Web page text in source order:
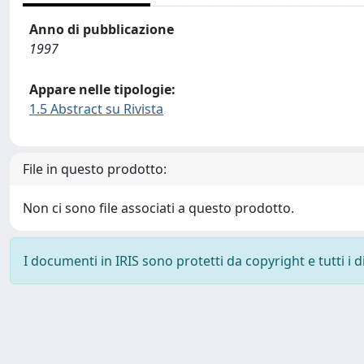
Anno di pubblicazione
1997
Appare nelle tipologie:
1.5 Abstract su Rivista
File in questo prodotto:
Non ci sono file associati a questo prodotto.
I documenti in IRIS sono protetti da copyright e tutti i